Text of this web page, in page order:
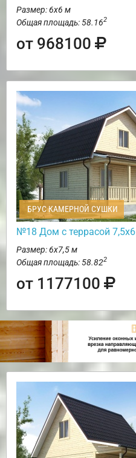
Размер: 6х6 м
Общая площадь: 58.162
от 968100
БРУС КАМЕРНОЙ СУШКИ
№18 Дом с террасой 7,5х6
Размер: 6х7,5 м
Общая площадь: 58.822
от 1177100